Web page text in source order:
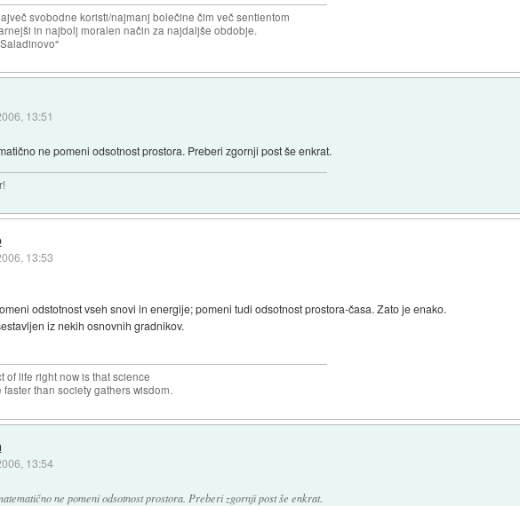
svobodne koristi/najmanj bolečine čim več sentientom
in najbolj moralen način za najdaljše obdobje.
13:51
ne pomeni odsotnost prostora. Preberi zgornji post še enkrat.
13:53
odstotnost vseh snovi in energije; pomeni tudi odsotnost prostora-časa. Zato je enako.
iz nekih osnovnih gradnikov.
of life right now is that science
than society gathers wisdom.
13:54
ne pomeni odsotnost prostora. Preberi zgornji post še enkrat.